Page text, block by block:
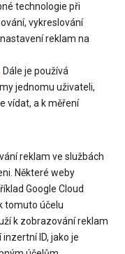
technologie při
vykreslování
reklam na
Dále je používá
jednomu uživateli,
vídat, a k měření
reklam ve službách
Některé weby
Google Cloud
tomuto účelu
k zobrazování reklam
ID, jako je